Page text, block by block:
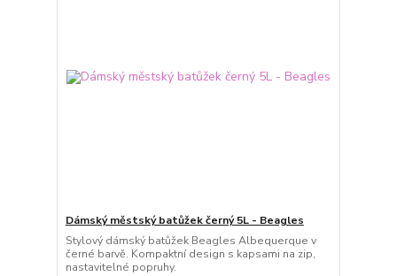
Dámský městský batůžek černý 5L - Beagles
Stylový dámský batůžek Beagles Albequerque v
černé barvě. Kompaktní design s kapsami na zip,
nastavitelné popruhy.